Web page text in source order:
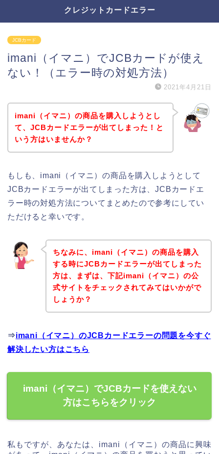
クレジットカードエラー
JCBカード
imani（イマニ）でJCBカードが使え
ない！（エラー時の対処方法）
2021年4月21日
imani（イマニ）の商品を購入しようとし
て、JCBカードエラーが出てしまった！と
いう方はいませんか？
もしも、imani（イマニ）の商品を購入しようとして
JCBカードエラーが出てしまった方は、JCBカードエ
ラー時の対処方法についてまとめたので参考にしてい
ただけると幸いです。
ちなみに、imani（イマニ）の商品を購入
する時にJCBカードエラーが出てしまった
方は、まずは、下記imani（イマニ）の公
式サイトをチェックされてみてはいかがで
しょうか？
⇒imani（イマニ）のJCBカードエラーの問題を今すぐ
解決したい方はこちら
imani（イマニ）でJCBカードを使えない
方はこちらをクリック
私もですが、あなたは、imani（イマニ）の商品に興味